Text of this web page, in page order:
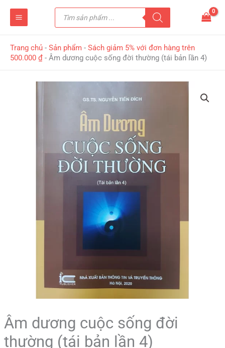
Tìm
kiếm
sản
Trang chủ - Sản phẩm - Sách giảm 5% với đơn hàng trên
500.000 ₫ - Âm dương cuộc sống đời thường (tái bản lần 4)
Âm dương cuộc sống đời
thường (tái bản lần 4)